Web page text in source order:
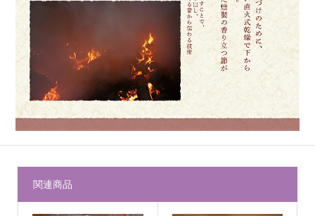
関連商品